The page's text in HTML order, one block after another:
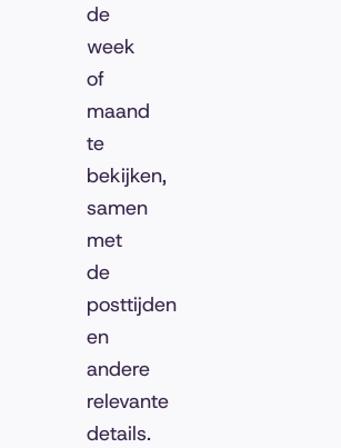
de
week
of
maand
te
bekijken,
samen
met
de
posttijden
en
andere
relevante
details.